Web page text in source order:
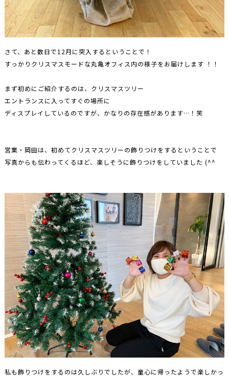
さて、あと数日で12月に突入するということで！
すっかりクリスマスモードな丸亀オフィス内の様子をお届けします ！！
まず初めにご紹介するのは、クリスマスツリー
エントランスに入ってすぐの場所に
ディスプレイしているのですが、かなりの存在感があります…！笑
営業・岡田は、初めてクリスマスツリーの飾りつけをするということで
写真からも伝わってくるほど、楽しそうに飾りつけをしていました (^^
私も飾りつけをするのは久しぶりでしたが、童心に帰ったようで楽しかっ